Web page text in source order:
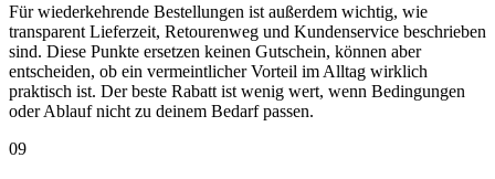
Für wiederkehrende Bestellungen ist außerdem wichtig, wie
transparent Lieferzeit, Retourenweg und Kundenservice beschrieben
sind. Diese Punkte ersetzen keinen Gutschein, können aber
entscheiden, ob ein vermeintlicher Vorteil im Alltag wirklich
praktisch ist. Der beste Rabatt ist wenig wert, wenn Bedingungen
oder Ablauf nicht zu deinem Bedarf passen.
09